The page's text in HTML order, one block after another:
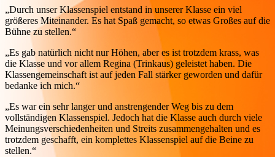
„Durch unser Klassenspiel entstand in unserer Klasse ein viel
größeres Miteinander. Es hat Spaß gemacht, so etwas Großes auf die
Bühne zu stellen.“
„Es gab natürlich nicht nur Höhen, aber es ist trotzdem krass, was
die Klasse und vor allem Regina (Trinkaus) geleistet haben. Die
Klassengemeinschaft ist auf jeden Fall stärker geworden und dafür
bedanke ich mich.“
„Es war ein sehr langer und anstrengender Weg bis zu dem
vollständigen Klassenspiel. Jedoch hat die Klasse auch durch viele
Meinungsverschiedenheiten und Streits zusammengehalten und es
trotzdem geschafft, ein komplettes Klassenspiel auf die Beine zu
stellen.“